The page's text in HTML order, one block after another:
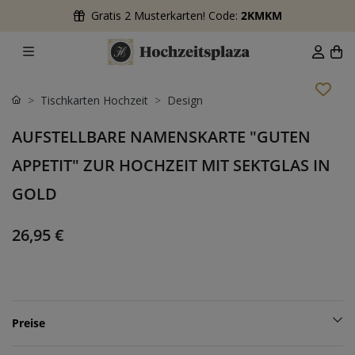
Gratis 2 Musterkarten! Code: 2KMKM
Tischkarten Hochzeit Design
AUFSTELLBARE NAMENSKARTE "GUTEN
APPETIT" ZUR HOCHZEIT MIT SEKTGLAS IN
GOLD
26,95 €
Preise